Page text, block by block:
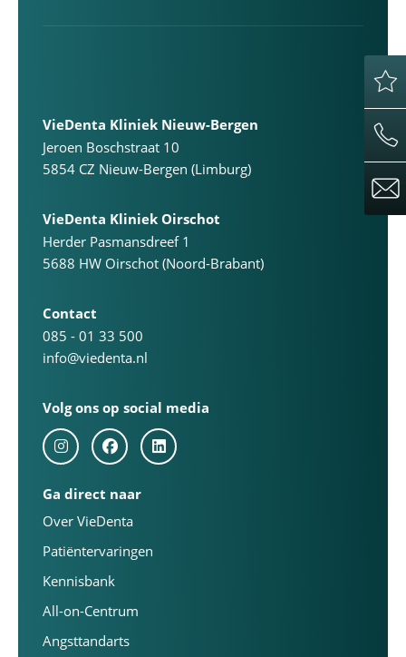
VieDenta Kliniek Nieuw-Bergen
Jeroen Boschstraat 10
5854 CZ Nieuw-Bergen (Limburg)
VieDenta Kliniek Oirschot
Herder Pasmansdreef 1
5688 HW Oirschot (Noord-Brabant)
Contact
085 - 01 33 500
info@viedenta.nl
Volg ons op social media
Ga direct naar
Over VieDenta
Patiëntervaringen
Kennisbank
All-on-Centrum
Angsttandarts